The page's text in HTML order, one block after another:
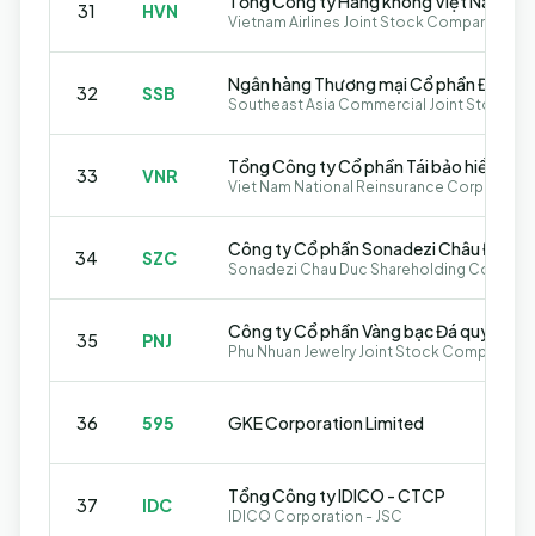
31 HVN
Vietnam Airlines Joint Stock Company
32 SSB Ngân hàng Thương mại Cổ phần Đông
Southeast Asia Commercial Joint Stock
33 VNR
Viet Nam National Reinsurance Corporation
34 SZC Công ty Cổ phần Sonadezi Châu Đức
Sonadezi Chau Duc Shareholding
35 PNJ Công ty Cổ phần Vàng bạc Đá quý Phú
Phu Nhuan Jewelry Joint Stock Company
36 595 GKE Corporation Limited
37 IDC Tổng Công ty IDICO - CTCP
IDICO Corporation - JSC